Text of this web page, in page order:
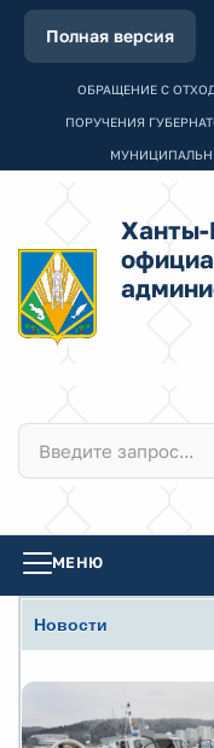
Полная версия
ОБРАЩЕНИЕ С
ПОРУЧЕНИЯ
Ханты-
МЕНЮ
Новости